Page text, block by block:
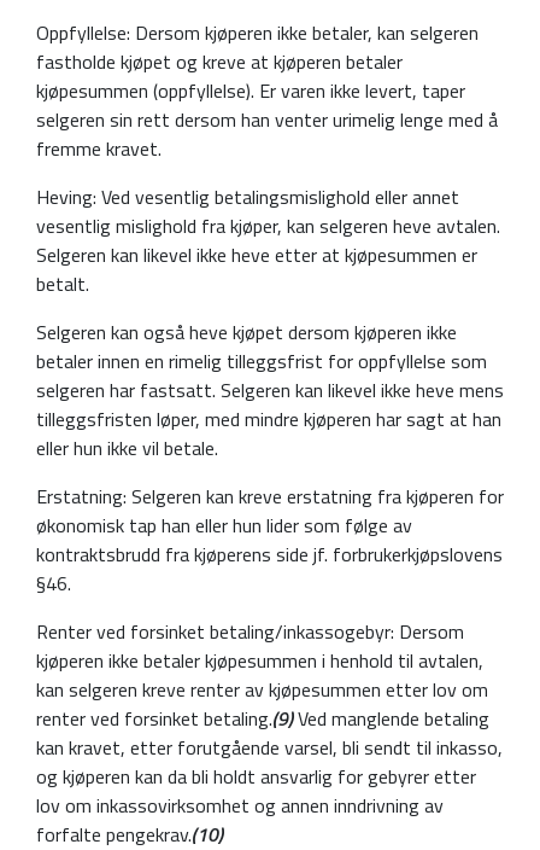
Oppfyllelse: Dersom kjøperen ikke betaler, kan selgeren
fastholde kjøpet og kreve at kjøperen betaler
kjøpesummen (oppfyllelse). Er varen ikke levert, taper
selgeren sin rett dersom han venter urimelig lenge med å
fremme kravet.
Heving: Ved vesentlig betalingsmislighold eller annet
vesentlig mislighold fra kjøper, kan selgeren heve avtalen.
Selgeren kan likevel ikke heve etter at kjøpesummen er
betalt.
Selgeren kan også heve kjøpet dersom kjøperen ikke
betaler innen en rimelig tilleggsfrist for oppfyllelse som
selgeren har fastsatt. Selgeren kan likevel ikke heve mens
tilleggsfristen løper, med mindre kjøperen har sagt at han
eller hun ikke vil betale.
Erstatning: Selgeren kan kreve erstatning fra kjøperen for
økonomisk tap han eller hun lider som følge av
kontraktsbrudd fra kjøperens side jf. forbrukerkjøpslovens
§46.
Renter ved forsinket betaling/inkassogebyr: Dersom
kjøperen ikke betaler kjøpesummen i henhold til avtalen,
kan selgeren kreve renter av kjøpesummen etter lov om
renter ved forsinket betaling.(9)Ved manglende betaling
kan kravet, etter forutgående varsel, bli sendt til inkasso,
og kjøperen kan da bli holdt ansvarlig for gebyrer etter
lov om inkassovirksomhet og annen inndrivning av
forfalte pengekrav.(10)